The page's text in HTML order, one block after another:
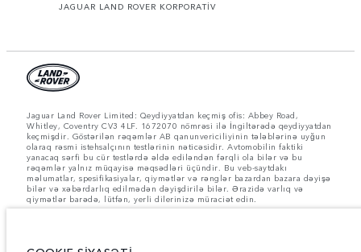
JAGUAR LAND ROVER KORPORATİV
Jaguar Land Rover Limited: Qeydiyyatdan keçmiş ofis: Abbey Road,
Whitley, Coventry CV3 4LF. 1672070 nömrəsi ilə İngiltərədə qeydiyyatdan
keçmişdir. Göstərilən rəqəmlər AB qanunvericiliyinin tələblərinə uyğun
olaraq rəsmi istehsalçının testlərinin nəticəsidir. Avtomobilin faktiki
yanacaq sərfi bu cür testlərdə əldə ediləndən fərqli ola bilər və bu
rəqəmlər yalnız müqayisə məqsədləri üçündir. Bu veb-saytdakı
məlumatlar, spesifikasiyalar, qiymətlər və rənglər bazardan bazara dəyişə
bilər və xəbərdarlıq edilmədən dəyişdirilə bilər. Ərazidə varlıq və
qiymətlər barədə, lütfən, yerli dilerinizə müraciət edin.